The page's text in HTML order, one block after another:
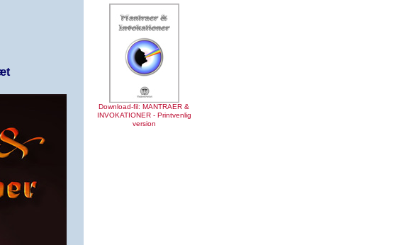
Download-fil: MANTRAER &
INVOKATIONER - Printvenlig
version